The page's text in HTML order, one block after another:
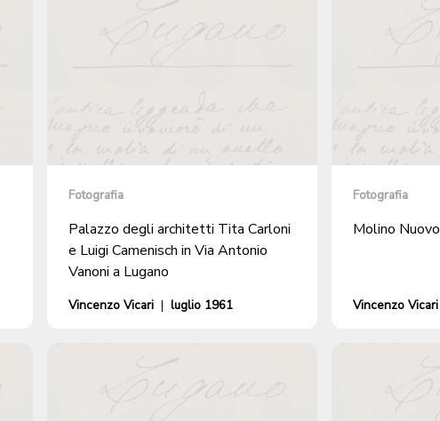
Fotografia
Palazzo degli architetti Tita Carloni
e Luigi Camenisch in Via Antonio
Vanoni a Lugano
Vincenzo Vicari | luglio 1961
Fotografia
Molino Nuovo
Vincenzo Vicari